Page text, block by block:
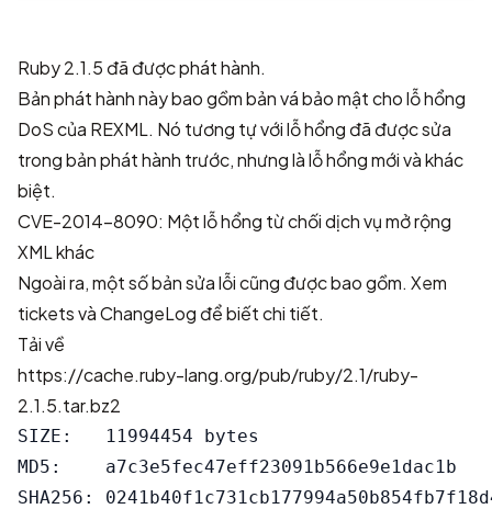
Ruby 2.1.5 đã được phát hành.
Bản phát hành này bao gồm bản vá bảo mật cho lỗ hổng
DoS của REXML. Nó tương tự vớilỗ hổng đã được sửa
trongbản phát hành trước, nhưng là lỗ hổng mới và khác
biệt.
CVE-2014-8090: Một lỗ hổng từ chối dịch vụ mở rộng
XML khác
Ngoài ra, một số bản sửa lỗi cũng được bao gồm. Xem
ticketsvàChangeLog để biết chi tiết.
Tải về
https://cache.ruby-lang.org/pub/ruby/2.1/ruby-
2.1.5.tar.bz2
SIZE:   11994454 bytes
MD5:    a7c3e5fec47eff23091b566e9e1dac1b
SHA256: